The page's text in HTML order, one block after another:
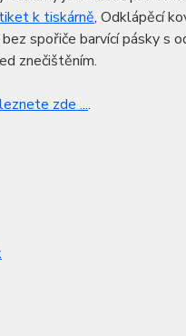
k tiskárně, Odklápěcí
spořiče barvící pásky
znečištěním.
zde ....